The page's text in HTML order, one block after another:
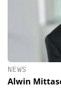
NEWS
Alwin